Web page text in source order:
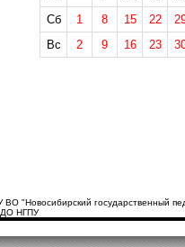
Сб
1 8 15 22
Вс
2 9 16 23
"Новосибирский государственный
НГПУ